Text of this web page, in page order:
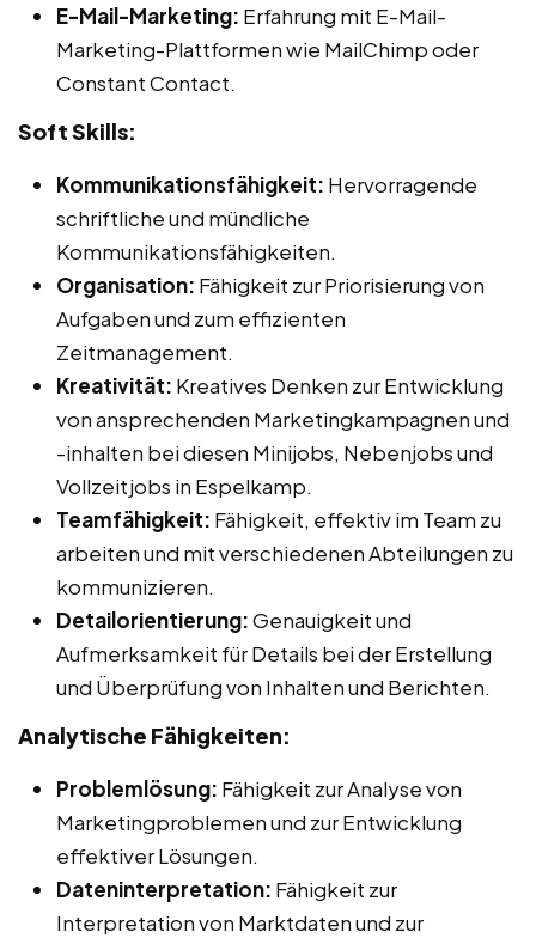
E-Mail-Marketing: Erfahrung mit E-Mail-
Marketing-Plattformen wie MailChimp oder
Constant Contact.
Soft Skills:
Kommunikationsfähigkeit: Hervorragende
schriftliche und mündliche
Kommunikationsfähigkeiten.
Organisation: Fähigkeit zur Priorisierung von
Aufgaben und zum effizienten
Zeitmanagement.
Kreativität: Kreatives Denken zur Entwicklung
von ansprechenden Marketingkampagnen und
-inhalten bei diesen Minijobs, Nebenjobs und
Vollzeitjobs in Espelkamp.
Teamfähigkeit: Fähigkeit, effektiv im Team zu
arbeiten und mit verschiedenen Abteilungen zu
kommunizieren.
Detailorientierung:Genauigkeit und
Aufmerksamkeit für Details bei der Erstellung
und Überprüfung von Inhalten und Berichten.
Analytische Fähigkeiten:
Problemlösung: Fähigkeit zur Analyse von
Marketingproblemen und zur Entwicklung
effektiver Lösungen.
Dateninterpretation: Fähigkeit zur
Interpretation von Marktdaten und zur